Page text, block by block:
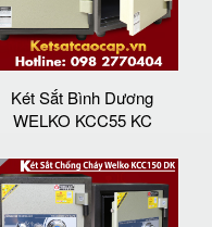
Két Sắt Bình Dương
WELKO KCC55 KC